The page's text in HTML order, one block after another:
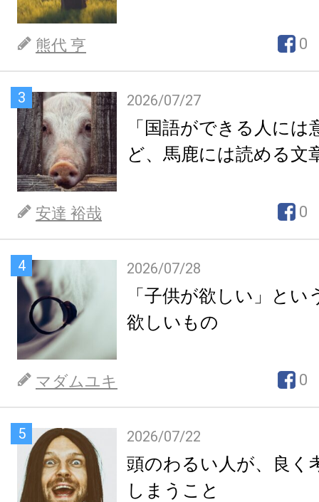
熊代 亨 0
3 2026/07/27
「国語ができる人には
ど、馬鹿には読める文
安達 裕哉 0
4 2026/07/28
「子供が欲しい」とい
欲しいもの
マダムユキ 0
5 2026/07/22
頭のわるい人が、良く
しまうこと